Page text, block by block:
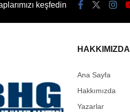
keşfedin
HAKKIMIZDA
Ana Sayfa
Hakkımızda
Yazarlar